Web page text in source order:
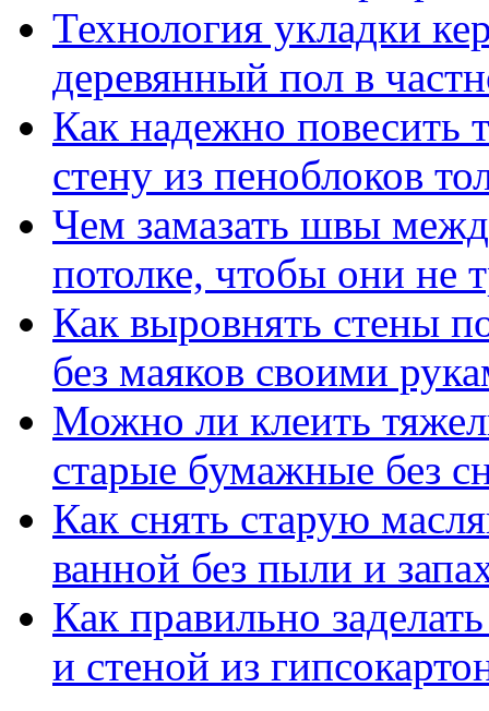
Технология укладки
деревянный пол в
Как надежно
стену из пеноблоков
Чем замазать швы
потолке, чтобы они не
Как выровнять стены
без маяков своими
Можно ли клеить
старые бумажные без
Как снять старую
ванной без пыли и
Как правильно
и стеной из